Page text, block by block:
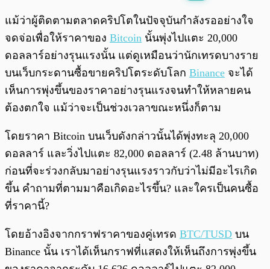
พร้อมเล่น 0:00
แม้ว่าผู้ติดตามตลาดคริปโตในปัจจุบันกำลังรออย่างใจ
จดจ่อเพื่อให้ราคาของ Bitcoin นั้นพุ่งไปแตะ 20,000
ดอลลาร์อย่างรุนแรงนั้น แต่ดูเหมือนว่านักเทรดบางราย
บนเว็บกระดานซื้อขายคริปโตระดับโลก Binance จะได้
เห็นการพุ่งขึ้นของราคาอย่างรุนแรงจนทำให้หลายคน
ต้องตกใจ แม้ว่าจะเป็นช่วงเวลาขณะหนึ่งก็ตาม
โดยราคา Bitcoin บนเว็บดังกล่าวนั้นได้พุ่งทะลุ 20,000
ดอลลาร์ และวิ่งไปแตะ 82,000 ดอลลาร์ (2.48 ล้านบาท)
ก่อนที่จะร่วงกลับมาอย่างรุนแรงราวกับว่าไม่มีอะไรเกิด
ขึ้น คำถามที่ตามมาคือเกิดอะไรขึ้น? และใครเป็นคนซื้อ
ที่ราคานี้?
โดยอ้างอิงจากกราฟราคาของคู่เทรด BTC/TUSD บน
Binance นั้น เราได้เห็นกราฟที่แสดงให้เห็นถึงการพุ่งขึ้น